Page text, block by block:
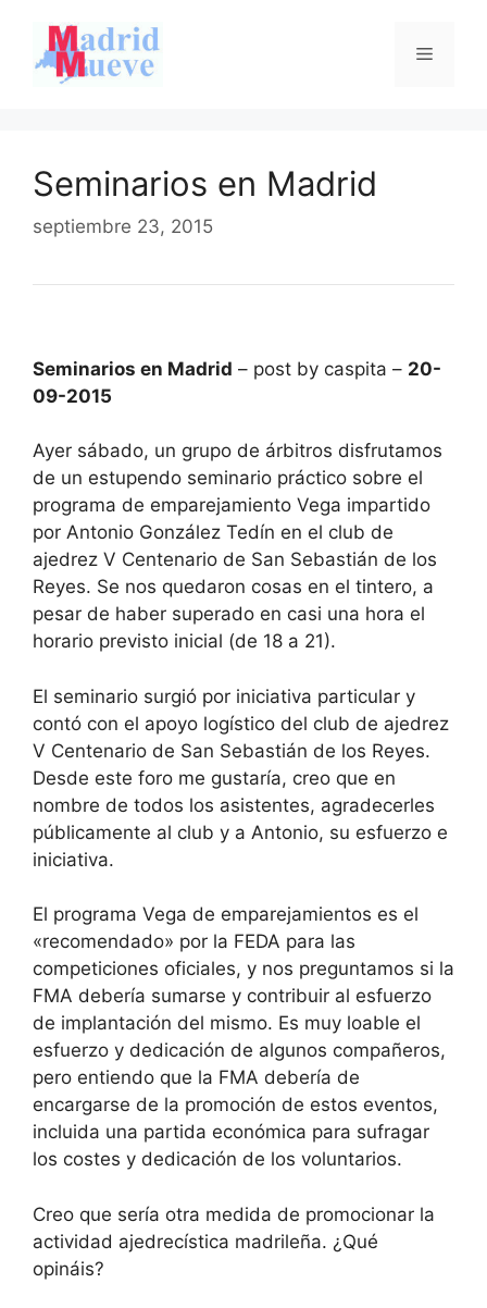
contenido
Menú
Seminarios en Madrid
septiembre 23, 2015
Seminarios en Madrid – post by caspita – 20-
09-2015
Ayer sábado, un grupo de árbitros disfrutamos
de un estupendo seminario práctico sobre el
programa de emparejamiento Vega impartido
por Antonio González Tedín en el club de
ajedrez V Centenario de San Sebastián de los
Reyes. Se nos quedaron cosas en el tintero, a
pesar de haber superado en casi una hora el
horario previsto inicial (de 18 a 21).
El seminario surgió por iniciativa particular y
contó con el apoyo logístico del club de ajedrez
V Centenario de San Sebastián de los Reyes.
Desde este foro me gustaría, creo que en
nombre de todos los asistentes, agradecerles
públicamente al club y a Antonio, su esfuerzo e
iniciativa.
El programa Vega de emparejamientos es el
«recomendado» por la FEDA para las
competiciones oficiales, y nos preguntamos si la
FMA debería sumarse y contribuir al esfuerzo
de implantación del mismo. Es muy loable el
esfuerzo y dedicación de algunos compañeros,
pero entiendo que la FMA debería de
encargarse de la promoción de estos eventos,
incluida una partida económica para sufragar
los costes y dedicación de los voluntarios.
Creo que sería otra medida de promocionar la
actividad ajedrecística madrileña. ¿Qué
opináis?